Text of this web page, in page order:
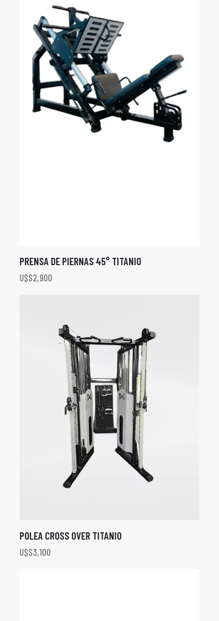
PRENSA DE PIERNAS 45° TITANIO
U$S2,900
POLEA CROSS OVER TITANIO
U$S3,100